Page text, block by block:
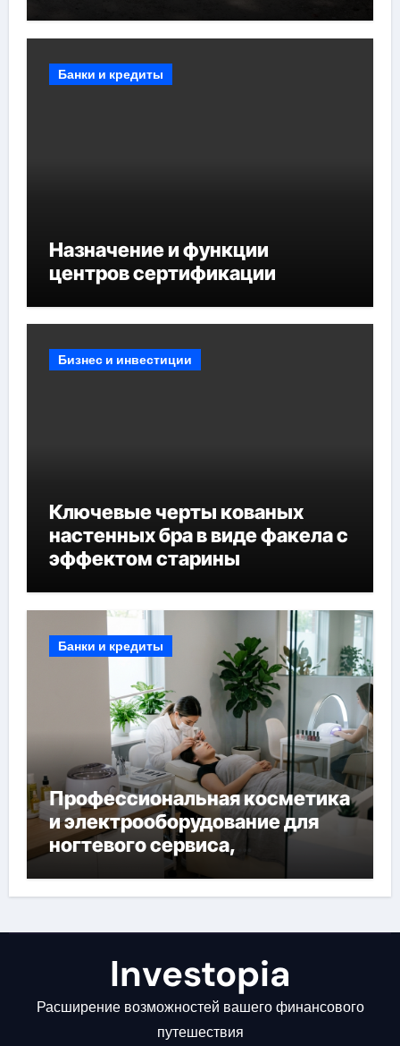
мероприятий и обустройства
Банки и кредиты
Назначение и функции
центров сертификации
Бизнес и инвестиции
Ключевые черты кованых
настенных бра в виде факела с
эффектом старины
Банки и кредиты
Профессиональная косметика
и электрооборудование для
ногтевого сервиса,
наращивания ресниц и
депиляции
Investopia
Расширение возможностей вашего финансового
путешествия